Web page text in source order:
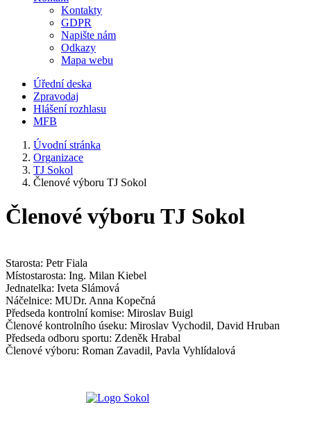
Kontakty
GDPR
Napište nám
Odkazy
Mapa webu
Úřední deska
Zpravodaj
Hlášení rozhlasu
MFB
Úvodní stránka
Organizace
TJ Sokol
Členové výboru TJ Sokol
Členové výboru TJ Sokol
Starosta: Petr Fiala
Místostarosta: Ing. Milan Kiebel
Jednatelka: Iveta Slámová
Náčelnice: MUDr. Anna Kopečná
Předseda kontrolní komise: Miroslav Buigl
Členové kontrolního úseku: Miroslav Vychodil, David Hruban
Předseda odboru sportu: Zdeněk Hrabal
Členové výboru: Roman Zavadil, Pavla Vyhlídalová